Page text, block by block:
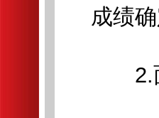
成绩
2.面